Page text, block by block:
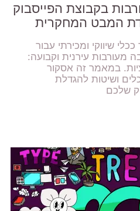
בקבוצת הפייסבוק
המבט המחקרית
שיווקי ומכירתי עבור
מעורבות עירנית וקבועה:
במאמר זה אסקור
ושיטות להגדלת
שלכם